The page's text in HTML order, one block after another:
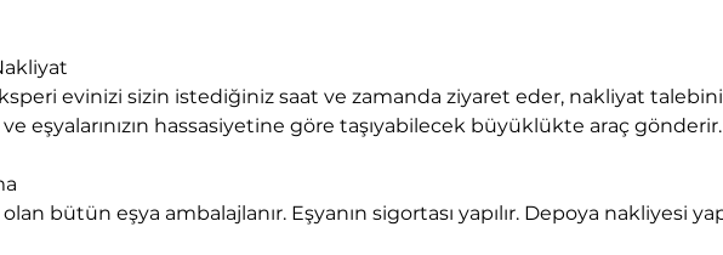
eşyalarınızın hassasiyetine göre taşıyabilecek büyüklükte araç gönderir.